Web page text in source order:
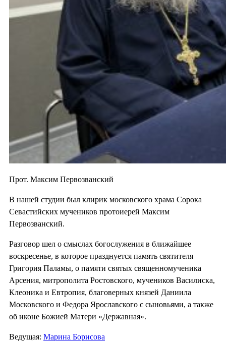
Прот. Максим Первозванский
В нашей студии был клирик московского храма Сорока
Севастийских мучеников протоиерей Максим
Первозванский.
Разговор шел о смыслах богослужения в ближайшее
воскресенье, в которое празднуется память святителя
Григория Паламы, о памяти святых священномученика
Арсения, митрополита Ростовского, мучеников Василиска,
Клеоника и Евтропия, благоверных князей Даниила
Московского и Федора Ярославского с сыновьями, а также
об иконе Божией Матери «Державная».
Ведущая: Марина Борисова